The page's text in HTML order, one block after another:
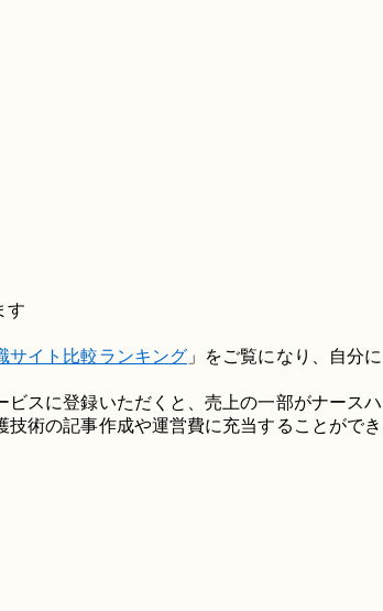
す
サイト比較ランキング 」をご覧になり、自分に
スに登録いただくと、売上の一部がナースハ
術の記事作成や運営費に充当することができ